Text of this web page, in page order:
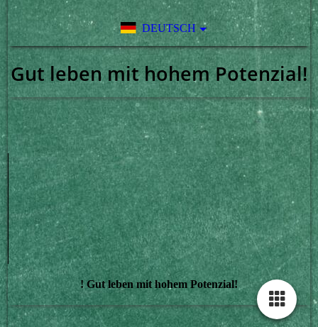
DEUTSCH
Gut leben mit hohem Potenzial!
! Gut leben mit hohem Potenzial!